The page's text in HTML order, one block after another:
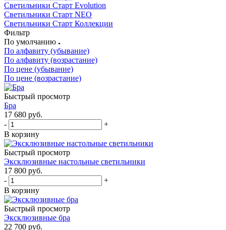
Светильники Старт Evolution
Светильники Старт NEO
Светильники Старт Коллекции
Фильтр
По умолчанию
По алфавиту (убывание)
По алфавиту (возрастание)
По цене (убывание)
По цене (возрастание)
Быстрый просмотр
Бра
17 680 руб.
-
+
В корзину
Быстрый просмотр
Эксклюзивные настольные светильники
17 800 руб.
-
+
В корзину
Быстрый просмотр
Эксклюзивные бра
22 700 руб.